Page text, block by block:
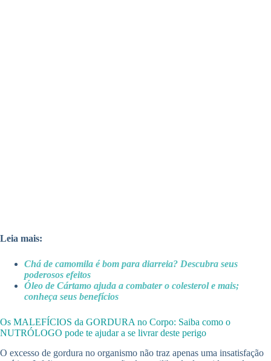
Leia mais:
Chá de camomila é bom para diarreia? Descubra seus
poderosos efeitos
Óleo de Cártamo ajuda a combater o colesterol e mais;
conheça seus benefícios
Os MALEFÍCIOS da GORDURA no Corpo: Saiba como o
NUTRÓLOGO pode te ajudar a se livrar deste perigo
O excesso de gordura no organismo não traz apenas uma insatisfação